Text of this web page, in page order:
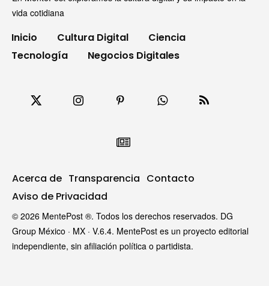
vida cotidiana
Inicio Cultura Digital
Ciencia
Tecnología
Negocios Digitales
Acerca de Transparencia Contacto
Aviso de Privacidad
© 2026 MentePost ®. Todos los derechos reservados. DG
Group México · MX · V.6.4. MentePost es un proyecto editorial
independiente, sin afiliación política o partidista.